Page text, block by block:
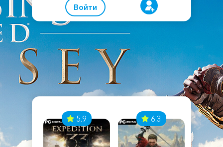
Войти
5.9 6.3